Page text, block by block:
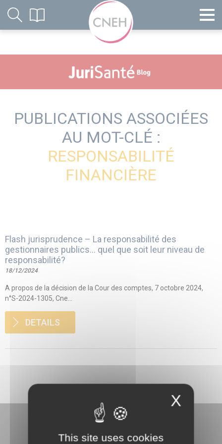
PUBLICATIONS ASSOCIÉES
AU MOT-CLÉ :
RESPONSABILITÉ
FINANCIÈRE
Flash jurisprudence – La responsabilité des
gestionnaires publics… quel que soit leur niveau de
responsabilité?
18/12/2024
A propos de la décision de la Cour des comptes, 7 octobre 2024,
n°S-2024-1305, Cne...
DETAILS
X
This site uses cookies